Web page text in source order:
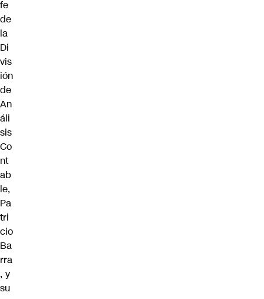
fe
de
la
Di
vis
ión
de
An
áli
sis
Co
nt
ab
le,
Pa
tri
cio
Ba
rra
, y
su